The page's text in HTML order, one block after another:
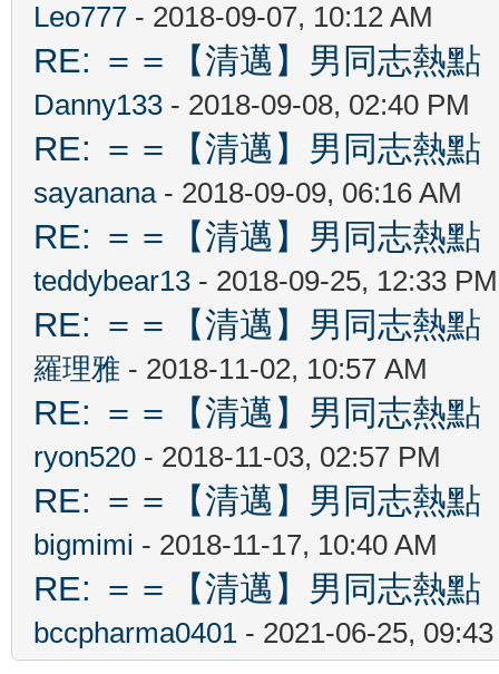
Leo777 - 2018-09-07, 10:12 AM
RE: ＝＝【清邁】男同志熱
Danny133 - 2018-09-08, 02:40 PM
RE: ＝＝【清邁】男同志熱
sayanana- 2018-09-09, 06:16 AM
RE: ＝＝【清邁】男同志熱
teddybear13 - 2018-09-25, 12:33 PM
RE: ＝＝【清邁】男同志熱
羅理雅 - 2018-11-02, 10:57 AM
RE: ＝＝【清邁】男同志熱
ryon520 - 2018-11-03, 02:57 PM
RE: ＝＝【清邁】男同志熱
bigmimi - 2018-11-17, 10:40 AM
RE: ＝＝【清邁】男同志熱
bccpharma0401 - 2021-06-25,